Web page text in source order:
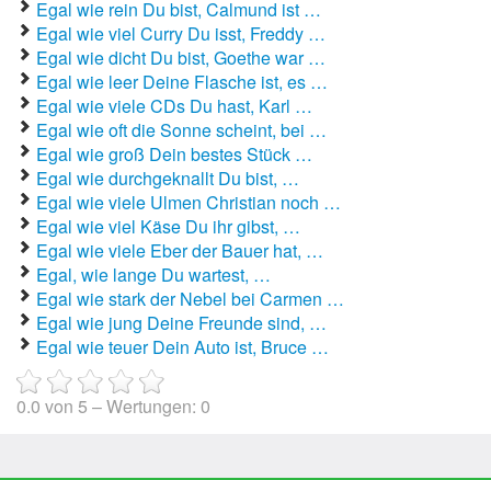
Autoaufkleber Sprüche
Bankerwitze
Bart Simpson Sprüche
Bauernregeln
Bauernwitze
Bayern Witze
Beamtenwitze
Bierwitze
Bill Clinton Witze
Egal wie rein Du bist, Calmund ist …
Egal wie viel Curry Du isst, Freddy …
Egal wie dicht Du bist, Goethe war …
Egal wie leer Deine Flasche ist, es …
Egal wie viele CDs Du hast, Karl …
Egal wie oft die Sonne scheint, bei …
Egal wie groß Dein bestes Stück …
Egal wie durchgeknallt Du bist, …
Egal wie viele Ulmen Christian noch …
Egal wie viel Käse Du ihr gibst, …
Egal wie viele Eber der Bauer hat, …
Egal, wie lange Du wartest, …
Egal wie stark der Nebel bei Carmen …
Egal wie jung Deine Freunde sind, …
Egal wie teuer Dein Auto ist, Bruce …
0.0 von 5 – Wertungen: 0